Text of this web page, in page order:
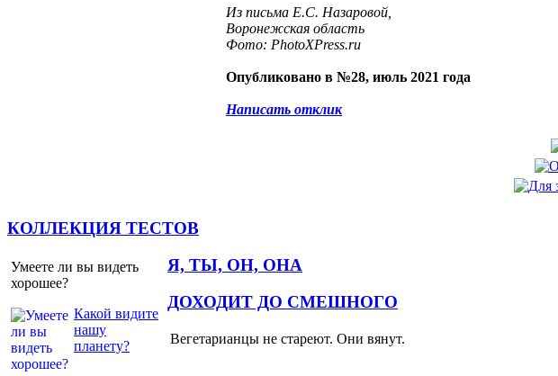
Из письма Е.С. Назаровой,
Воронежская область
Фото: PhotoXPress.ru
Опубликовано в №28, июль 2021 года
Написать отклик
КОЛЛЕКЦИЯ ТЕСТОВ
Умеете ли вы видеть
хорошее?
Какой видите
нашу
планету?
Я, ТЫ, ОН, ОНА
ДОХОДИТ ДО СМЕШНОГО
Вегетарианцы не стареют. Они вянут.